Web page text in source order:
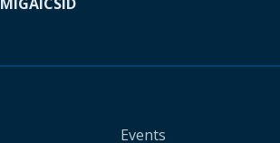
Events